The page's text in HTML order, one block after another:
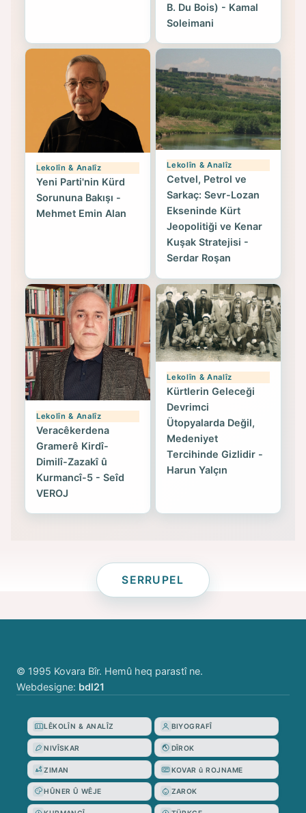
B. Du Bois) - Kamal
Soleimani
Lekolîn & Analîz
Yeni Parti'nin Kürd
Sorununa Bakışı -
Mehmet Emin Alan
Lekolîn & Analîz
Cetvel, Petrol ve
Sarkaç: Sevr-Lozan
Ekseninde Kürt
Jeopolitiği ve Kenar
Kuşak Stratejisi -
Serdar Roşan
Lekolîn & Analîz
Veracêkerdena
Gramerê Kirdî-
Dimilî-Zazakî û
Kurmancî-5 - Seîd
VEROJ
Lekolîn & Analîz
Kürtlerin Geleceği
Devrimci
Ütopyalarda Değil,
Medeniyet
Tercihinde Gizlidir -
Harun Yalçın
SERRUPEL
© 1995 Kovara Bîr. Hemû heq parastî ne.
Webdesigne: bdl21
LÊKOLÎN & ANALÎZ BIYOGRAFÎ
NIVÎSKAR DÎROK
ZIMAN KOVAR û ROJNAME
HÛNER Û WÊJE ZAROK